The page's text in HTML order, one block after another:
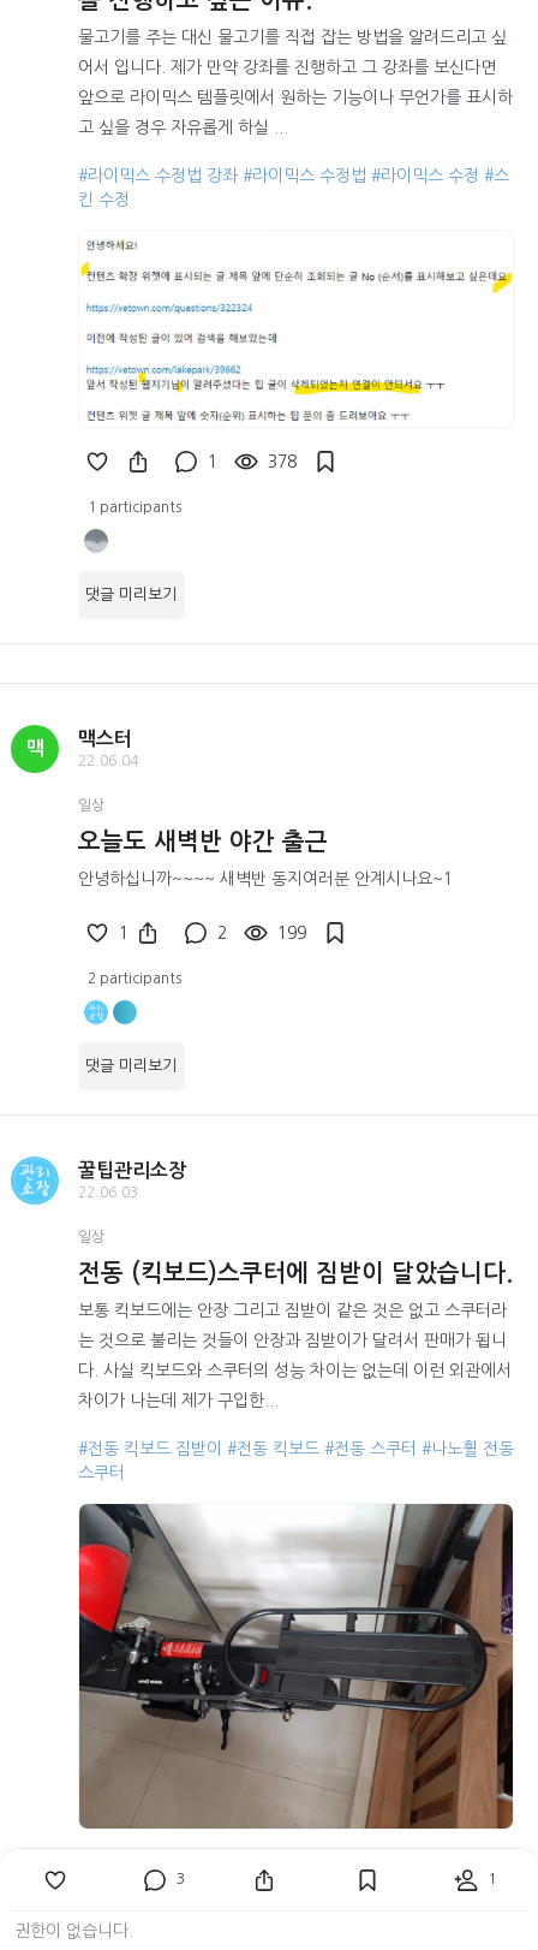
3 1
권한이 없습니다.
물고기를 주는 대신 물고기를 직접 잡는 방법을 알려드리고 싶
어서 입니다. 제가 만약 강좌를 진행하고 그 강좌를 보신다면
앞으로 라이믹스 템플릿에서 원하는 기능이나 무언가를 표시하
고 싶을 경우 자유롭게 하실 ...
#라이믹스 수정법 강좌 #라이믹스 수정법 #라이믹스 수정 #스
킨 수정
1 378
1 participants
댓글 미리보기
맥
맥스터
22.06.04
일상
오늘도 새벽반 야간 출근
안녕하십니까~~~~ 새벽반 동지여러분 안계시나요~1
1 2 199
2 participants
댓글 미리보기
꿀팁관리소장
22.06.03
일상
전동 (킥보드)스쿠터에 짐받이 달았습니다.
보통 킥보드에는 안장 그리고 짐받이 같은 것은 없고 스쿠터라
는 것으로 불리는 것들이 안장과 짐받이가 달려서 판매가 됩니
다. 사실 킥보드와 스쿠터의 성능 차이는 없는데 이런 외관에서
차이가 나는데 제가 구입한...
#전동 킥보드 짐받이 #전동 킥보드 #전동 스쿠터 #나노휠 전동
스쿠터
맥